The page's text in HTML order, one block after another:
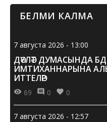
килгән,...
БЕЛМИ КАЛМА
7 августа 2026 - 13:00
ДӘҮЛӘТ ДУМАСЫНДА
ИМТИХАННАРЫНА
ИТТЕЛӘР
69 0 0
7 августа 2026 - 12:57